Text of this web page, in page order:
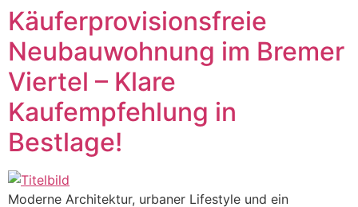
Käuferprovisionsfreie
Neubauwohnung im Bremer
Viertel – Klare
Kaufempfehlung in
Bestlage!
Moderne Architektur, urbaner Lifestyle und ein